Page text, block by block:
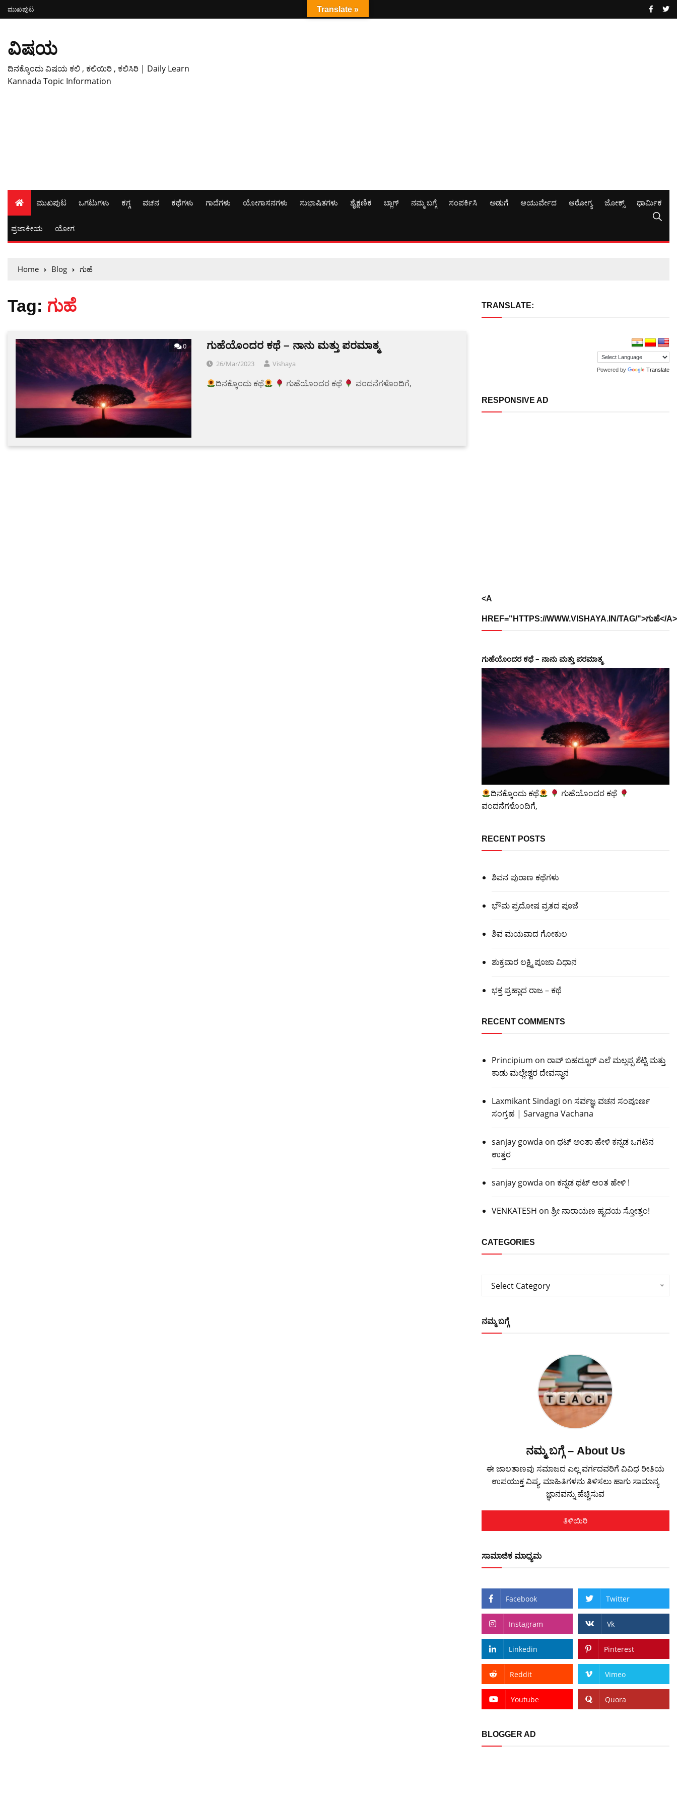
ಮುಖಪುಟ
ವಿಷಯ
ದಿನಕ್ಕೊಂದು ವಿಷಯ ಕಲಿ , ಕಲಿಯಿರಿ , ಕಲಿಸಿರಿ | Daily Learn
Kannada Topic Information
ಮುಖಪುಟ ಒಗಟುಗಳು ಕಗ್ಗ ವಚನ ಕಥೆಗಳು ಗಾದೆಗಳು ಯೋಗಾಸನಗಳು ಸುಭಾಷಿತಗಳು ಶೈಕ್ಷಣಿಕ ಬ್ಲಾಗ್ ನಮ್ಮ ಬಗ್ಗೆ ಸಂಪರ್ಕಿಸಿ ಅಡುಗೆ ಆಯುರ್ವೇದ ಆರೋಗ್ಯ ಜೋಕ್ಸ್ ಧಾರ್ಮಿಕ
ಪ್ರಜಾಕೀಯ ಯೋಗ
Home Blog ಗುಹೆ
Tag: ಗುಹೆ
0 ಗುಹೆಯೊಂದರ ಕಥೆ – ನಾನು ಮತ್ತು ಪರಮಾತ್ಮ
26/Mar/2023 Vishaya
ದಿನಕ್ಕೊಂದು ಕಥೆ ಗುಹೆಯೊಂದರ ಕಥೆ ವಂದನೆಗಳೊಂದಿಗೆ,
TRANSLATE:
Powered by Translate
RESPONSIVE AD
<A
HREF="HTTPS://WWW.VISHAYA.IN/TAG/">ಗುಹೆ</A>
ಗುಹೆಯೊಂದರ ಕಥೆ – ನಾನು ಮತ್ತು ಪರಮಾತ್ಮ
ದಿನಕ್ಕೊಂದು ಕಥೆ
ಗುಹೆಯೊಂದರ ಕಥೆ
ವಂದನೆಗಳೊಂದಿಗೆ,
RECENT POSTS
ಶಿವನ ಪುರಾಣ ಕಥೆಗಳು
ಭೌಮ ಪ್ರದೋಷ ವ್ರತದ ಪೂಜೆ
ಶಿವ ಮಯವಾದ ಗೋಕುಲ
ಶುಕ್ರವಾರ ಲಕ್ಷ್ಮಿ ಪೂಜಾ ವಿಧಾನ
ಭಕ್ತ ಪ್ರಹ್ಲಾದ ರಾಜ – ಕಥೆ
RECENT COMMENTS
Principium on ರಾವ್ ಬಹದ್ದೂರ್ ಎಲೆ ಮಲ್ಲಪ್ಪ ಶೆಟ್ಟಿ ಮತ್ತು
ಕಾಡು ಮಲ್ಲೇಶ್ವರ ದೇವಸ್ಥಾನ
Laxmikant Sindagi on ಸರ್ವಜ್ಞ ವಚನ ಸಂಪೂರ್ಣ
ಸಂಗ್ರಹ | Sarvagna Vachana
sanjay gowda on ಥಟ್ ಅಂತಾ ಹೇಳಿ ಕನ್ನಡ ಒಗಟಿನ
ಉತ್ತರ
sanjay gowda on ಕನ್ನಡ ಥಟ್ ಅಂತ ಹೇಳಿ !
VENKATESH on ಶ್ರೀ ನಾರಾಯಣ ಹೃದಯ ಸ್ತೋತ್ರಂ!
CATEGORIES
Categories
Select Category
ನಮ್ಮ ಬಗ್ಗೆ
ನಮ್ಮ ಬಗ್ಗೆ – About Us
ಈ ಜಾಲತಾಣವು ಸಮಾಜದ ಎಲ್ಲ ವರ್ಗದವರಿಗೆ ವಿವಿಧ ರೀತಿಯ
ಉಪಯುಕ್ತ ವಿಷ್ಯ, ಮಾಹಿತಿಗಳನು ತಿಳಿಸಲು ಹಾಗು ಸಾಮಾನ್ಯ
ಜ್ಞಾನವನ್ನು ಹೆಚ್ಚಿಸುವ
ತಿಳಿಯಿರಿ
ಸಾಮಾಜಿಕ ಮಾಧ್ಯಮ
Facebook Twitter
Instagram Vk
Linkedin Pinterest
Reddit Vimeo
Youtube Quora
BLOGGER AD
Translate »